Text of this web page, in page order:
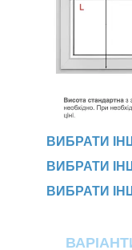
ВИБРАТИ
ВИБРАТИ
ВИБРАТИ